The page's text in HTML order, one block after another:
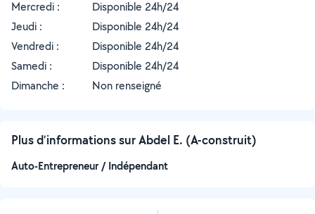
Mercredi :
Disponible 24h/24
Jeudi :
Disponible 24h/24
Vendredi :
Disponible 24h/24
Samedi :
Disponible 24h/24
Dimanche :
Non renseigné
Plus d’informations sur Abdel E. (A-construit)
Auto-Entrepreneur / Indépendant